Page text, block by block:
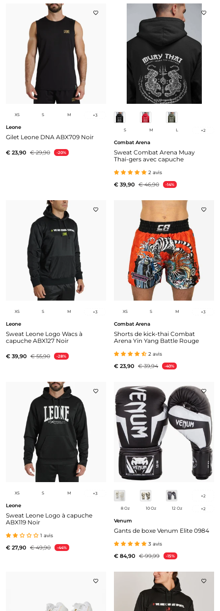
XS S M +3
Leone
Gilet Leone DNA ABX709 Noir
€ 23,90 € 29,90 -20%
S M L +2
Combat Arena
Sweat Combat Arena Muay
Thai-gers avec capuche
2 avis
€ 39,90 € 46,90 -14%
XS S M +3
Leone
Sweat Leone Logo Wacs à
capuche ABX127 Noir
€ 39,90 € 55,90 -28%
XS S M +3
Combat Arena
Shorts de kick-thai Combat
Arena Yin Yang Battle Rouge
2 avis
€ 23,90 € 39,94 -40%
XS S M +3
Leone
Sweat Leone Logo à capuche
ABX119 Noir
1 avis
€ 27,90 € 49,90 -44%
+2
8 Oz 10 Oz 12 Oz +2
Venum
Gants de boxe Venum Elite 0984
3 avis
€ 84,90 € 99,99 -15%